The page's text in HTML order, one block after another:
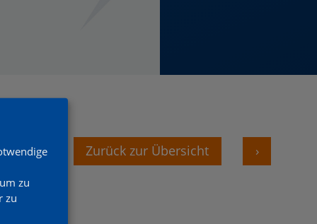
‹ Zurück zur Übersicht ›
zu
zu